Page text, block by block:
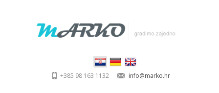
+385 98 163 1132 info@marko.hr